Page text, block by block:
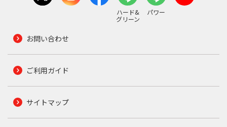
ハード&
グリーン
パワー
お問い合わせ
ご利用ガイド
サイトマップ